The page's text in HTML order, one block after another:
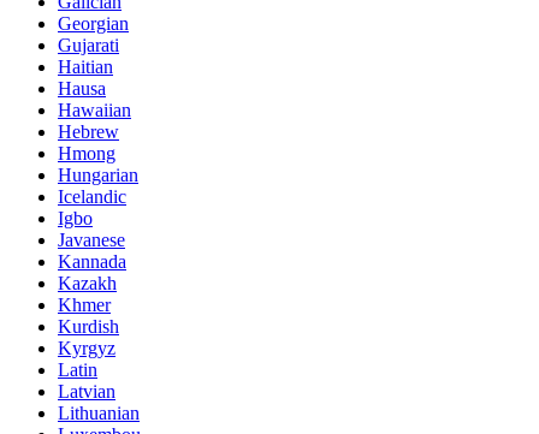
Georgian
Gujarati
Haitian
Hausa
Hawaiian
Hebrew
Hmong
Hungarian
Icelandic
Igbo
Javanese
Kannada
Kazakh
Khmer
Kurdish
Kyrgyz
Latin
Latvian
Lithuanian